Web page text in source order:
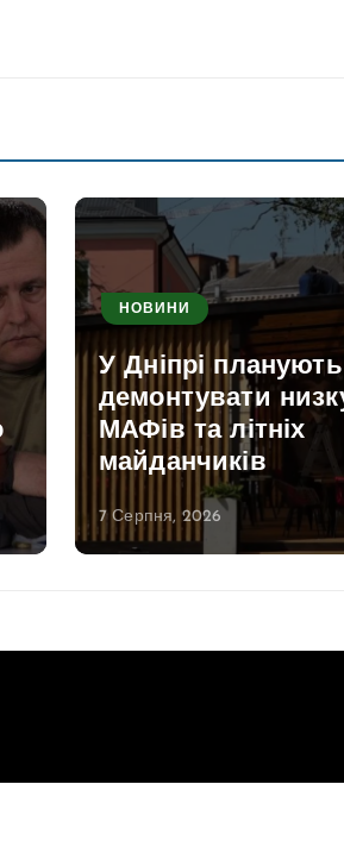
НОВИНИ
У Дніпрі планують
демонтувати
МАФів та літніх
майданчиків
7 Серпня, 2026